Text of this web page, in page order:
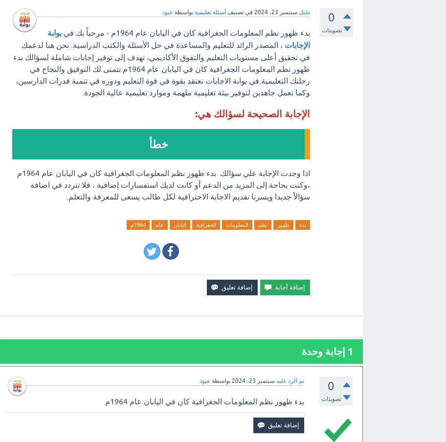
0
تصويتات
سُئل سبتمبر 23، 2024 في تصنيف أسئلة تعليمية بواسطة عبود
بدء ظهور نظم المعلومات الجغرافية كان في اليابان عام 1964م - مرحباً بك في
بوابة
الإجابات ، المصدر الرائد للتعليم والمساعدة في حل الأسئلة والكتب الدراسية. نحن هنا لدعمك
في تحقيق أعلى مستويات التعليم والتفوق الأكاديمي، نهدف إلى توفير إجابات شاملة لسؤالك بدء
ظهور نظم المعلومات الجغرافية كان في اليابان عام 1964م نتمنى لك التوفيق والنجاح في
رحلتك التعليمية.في بوابة الاجابات نعتقد بقوة في قوة التعليم ودوره في تنمية قدرات الدارسين،
وكما نعمل جاهدين لتوفير بيئة تعليمية ملهمة وموارد تعليمية عالية الجودة.
الإجابة الصحيحة لسؤالك هي:
خطأ
اذا وجدت الإجابة علي سؤالك بدء ظهور نظم المعلومات الجغرافية كان في اليابان عام 1964م
،وكنت بحاجة إلى المزيد من الدعم أو كانت لديك استفسارات إضافية ، فلا تتردد في اضافة
سؤالاً جديدا ويسرنا تقديم الاجابة الاحترافية لكل طالب يسعى للمعرفة والتعلم.
بدء ظهور نظم المعلومات الجغرافية اليابان عام 1964م
1 إجابة وحدة
0
تصويتات
تم الرد عليه سبتمبر 23، 2024 بواسطة عبود
بدء ظهور نظم المعلومات الجغرافية كان في اليابان عام 1964م